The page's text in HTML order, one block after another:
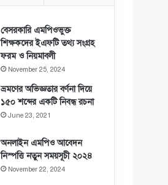
বেসরকারি এমপিওভুক্ত
শিক্ষকদের ইএফটি তথ্য সংগ্রহ
ফরম ও নিয়মাবলী
November 25, 2024
ভ্রমণের অভিজ্ঞতার বর্ণনা দিয়ে
১৫০ শব্দের একটি নিবন্ধ রচনা
June 23, 2021
অনলাইন এমপিও আবেদন
নিস্পত্তি নতুন সময়সূচী ২০২৪
November 22, 2024